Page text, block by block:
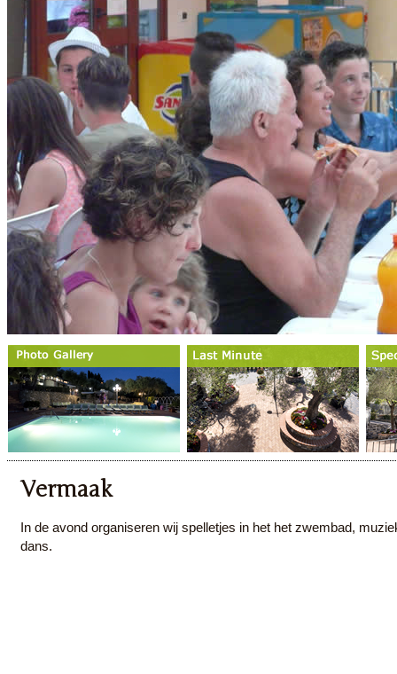
Vermaak
In de avond organiseren wij spelletjes in het het zwembad,
dans.